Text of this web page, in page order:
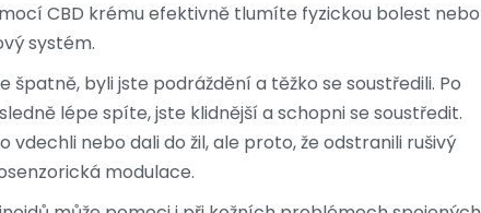
CBD krémuefektivně tlumíte fyzickou bolest nebo
systém.
špatně, byli jste podráždění a těžko se soustředili. Po
lépe spíte, jste klidnější a schopni se soustředit.
vdechli nebo dali do žil, ale proto, že odstranili rušivý
modulace.